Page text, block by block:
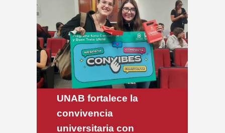
UNAB fortalece la
convivencia
universitaria con